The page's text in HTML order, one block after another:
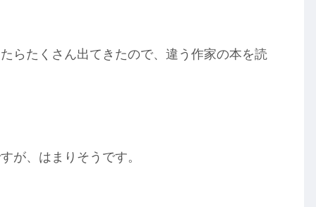
らたくさん出てきたので、違う作家の本を読
が、はまりそうです。